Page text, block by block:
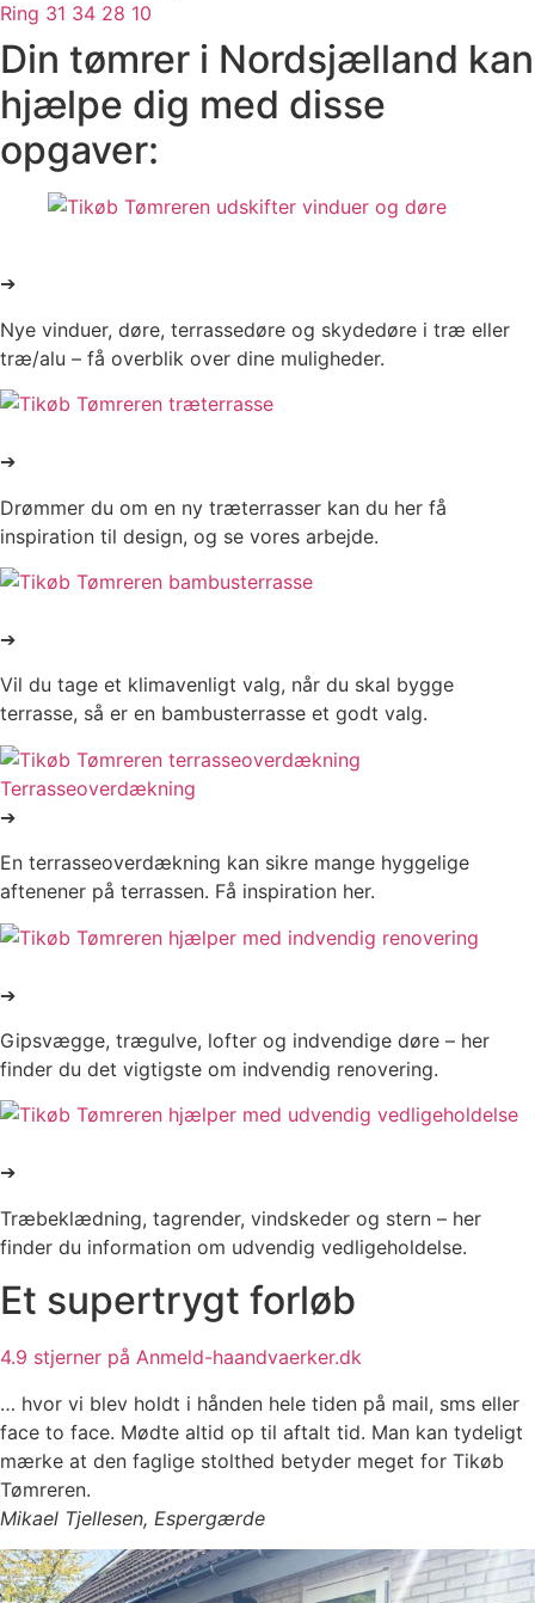
Ring 31 34 28 10
Din tømrer i Nordsjælland kan
hjælpe dig med disse
opgaver:
➔
Nye vinduer, døre, terrassedøre og skydedøre i træ eller
træ/alu – få overblik over dine muligheder.
➔
Drømmer du om en ny træterrasser kan du her få
inspiration til design, og se vores arbejde.
➔
Vil du tage et klimavenligt valg, når du skal bygge
terrasse, så er en bambusterrasse et godt valg.
Terrasseoverdækning
➔
En terrasseoverdækning kan sikre mange hyggelige
aftenener på terrassen. Få inspiration her.
➔
Gipsvægge, trægulve, lofter og indvendige døre – her
finder du det vigtigste om indvendig renovering.
➔
Træbeklædning, tagrender, vindskeder og stern – her
finder du information om udvendig vedligeholdelse.
Et supertrygt forløb
4.9 stjerner på Anmeld-haandvaerker.dk
… hvor vi blev holdt i hånden hele tiden på mail, sms eller
face to face. Mødte altid op til aftalt tid. Man kan tydeligt
mærke at den faglige stolthed betyder meget for Tikøb
Tømreren.
Mikael Tjellesen, Espergærde